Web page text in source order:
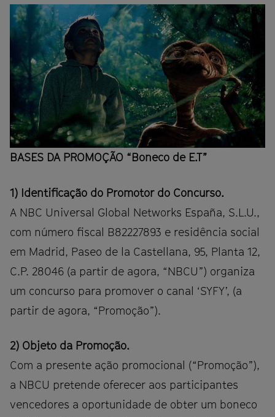
BASES DA PROMOÇÃO “Boneco de E.T”
1) Identificação do Promotor do Concurso.
A NBC Universal Global Networks España, S.L.U.,
com número fiscal B82227893 e residência social
em Madrid, Paseo de la Castellana, 95, Planta 12,
C.P. 28046 (a partir de agora, “NBCU”) organiza
um concurso para promover o canal ‘SYFY’, (a
partir de agora, “Promoção”).
2) Objeto da Promoção.
Com a presente ação promocional (“Promoção”),
a NBCU pretende oferecer aos participantes
vencedores a oportunidade de obter um boneco